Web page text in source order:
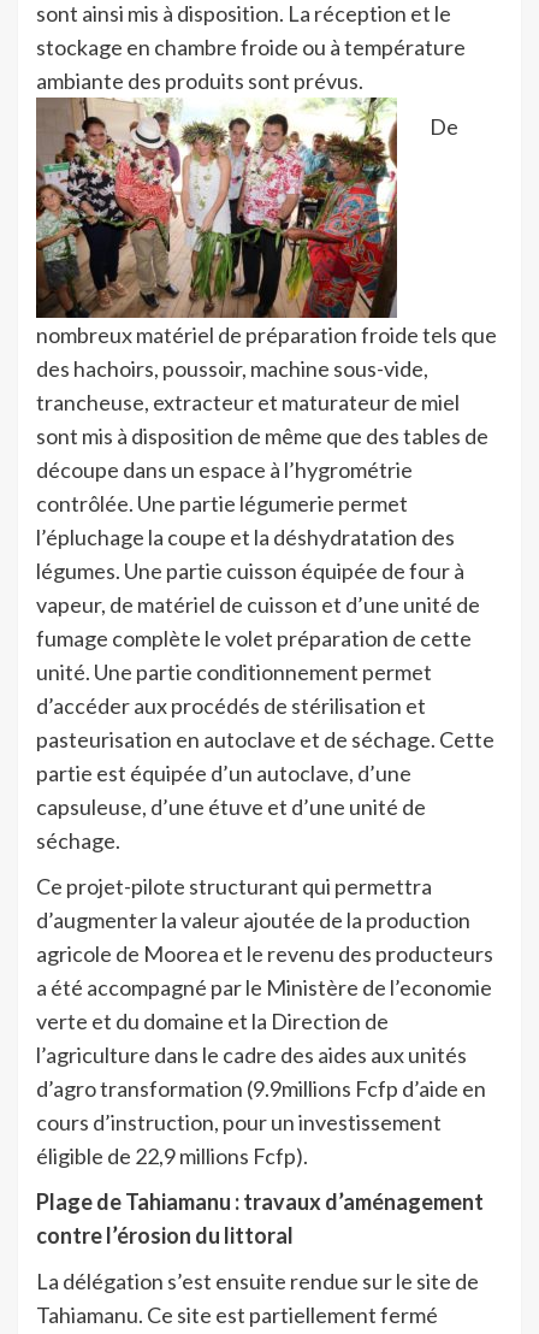
sont ainsi mis à disposition. La réception et le
stockage en chambre froide ou à température
ambiante des produits sont prévus.
De
nombreux matériel de préparation froide tels que
des hachoirs, poussoir, machine sous-vide,
trancheuse, extracteur et maturateur de miel
sont mis à disposition de même que des tables de
découpe dans un espace à l’hygrométrie
contrôlée. Une partie légumerie permet
l’épluchage la coupe et la déshydratation des
légumes. Une partie cuisson équipée de four à
vapeur, de matériel de cuisson et d’une unité de
fumage complète le volet préparation de cette
unité. Une partie conditionnement permet
d’accéder aux procédés de stérilisation et
pasteurisation en autoclave et de séchage. Cette
partie est équipée d’un autoclave, d’une
capsuleuse, d’une étuve et d’une unité de
séchage.
Ce projet-pilote structurant qui permettra
d’augmenter la valeur ajoutée de la production
agricole de Moorea et le revenu des producteurs
a été accompagné par le Ministère de l’economie
verte et du domaine et la Direction de
l’agriculture dans le cadre des aides aux unités
d’agro transformation (9.9millions Fcfp d’aide en
cours d’instruction, pour un investissement
éligible de 22,9 millions Fcfp).
Plage de Tahiamanu : travaux d’aménagement
contre l’érosion du littoral
La délégation s’est ensuite rendue sur le site de
Tahiamanu. Ce site est partiellement fermé